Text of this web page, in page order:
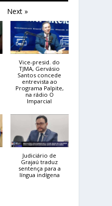
Next »
Vice-presid. do
TJMA, Gervásio
Santos concede
entrevista ao
Programa Palpite,
na rádio O
Imparcial
Judiciário de
Grajaú traduz
sentença para a
língua indígena